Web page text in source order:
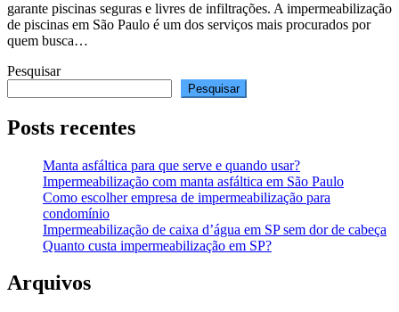
garante piscinas seguras e livres de infiltrações. A impermeabilização
de piscinas em São Paulo é um dos serviços mais procurados por
quem busca…
Pesquisar
Pesquisar
Posts recentes
Manta asfáltica para que serve e quando usar?
Impermeabilização com manta asfáltica em São Paulo
Como escolher empresa de impermeabilização para
condomínio
Impermeabilização de caixa d’água em SP sem dor de cabeça
Quanto custa impermeabilização em SP?
Arquivos